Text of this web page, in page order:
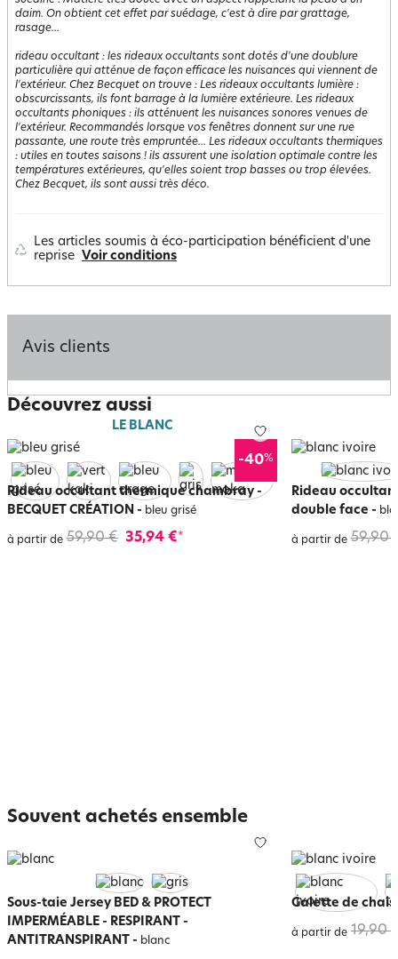
daim. On obtient cet effet par suédage, c'est à dire par grattage,
rasage...
rideau occultant : les rideaux occultants sont dotés d'une doublure
particulière qui atténue de façon efficace les nuisances qui viennent de
l'extérieur. Chez Becquet on trouve : Les rideaux occultants lumière :
obscurcissants, ils font barrage à la lumière extérieure. Les rideaux
occultants phoniques : ils atténuent les nuisances sonores venues de
l'extérieur. Recommandés lorsque vos fenêtres donnent sur une rue
passante, une route très empruntée... Les rideaux occultants thermiques
: utiles en toutes saisons ! ils assurent une isolation optimale contre les
températures extérieures, qu'elles soient trop basses ou trop élevées.
Chez Becquet, ils sont aussi très déco.
Les articles soumis à éco-participation bénéficient d'une
reprise Voir conditions
Avis clients
Découvrez aussi
LE BLANC
-40%
Rideau occultant thermique chambray -
BECQUET CRÉATION - bleu grisé
à partir de 59,90 € 35,94 €*
Rideau
double face -
à partir de 59,90
Souvent achetés ensemble
Sous-taie Jersey BED & PROTECT
IMPERMÉABLE - RESPIRANT -
ANTITRANSPIRANT - blanc
Galette de
à partir de 19,90